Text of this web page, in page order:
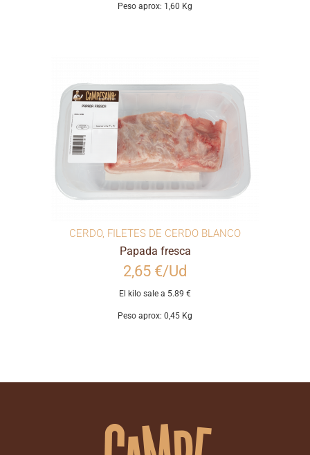
Peso aprox: 1,60 Kg
CERDO, FILETES DE CERDO BLANCO
Papada fresca
2,65 €/Ud
El kilo sale a 5.89 €
Peso aprox: 0,45 Kg